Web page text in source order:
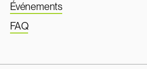
Événements
FAQ